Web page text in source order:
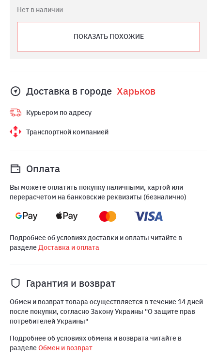
Нет в наличии
ПОКАЗАТЬ ПОХОЖИЕ
Доставка в городе Харьков
Курьером по адресу
Транспортной компанией
Оплата
Вы можете оплатить покупку наличными, картой или
перерасчетом на банковские реквизиты (безналично)
Подробнее об условиях доставки и оплаты читайте в
разделеДоставка и оплата
Гарантия и возврат
Обмен и возврат товара осуществляется в течение 14 дней
после покупки, согласно Закону Украины "О защите прав
потребителей Украины"
Подробнее об условиях обмена и возврата читайте в
разделеОбмен и возврат